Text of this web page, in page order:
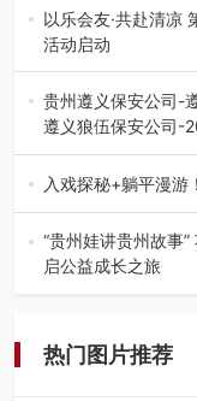
的省内工科、新能
以乐会友·共赴清凉
活动启动
七月的贵阳，清风
弦乐（合唱）艺术
贵州遵义保安公司-
遵义狼伍保安公司-
在遵义，不管是企
工、商业商场经营
入戏探秘+躺平漫游
入伏后的贵州，清
州首个水上喀斯特
“贵州娃讲贵州故事
启公益成长之旅
热门图片推荐